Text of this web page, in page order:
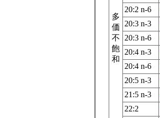
多
価
不
飽
和
20:2 n-6
20:3 n-3
20:3 n-6
20:4 n-3
20:4 n-6
20:5 n-3
21:5 n-3
22:2